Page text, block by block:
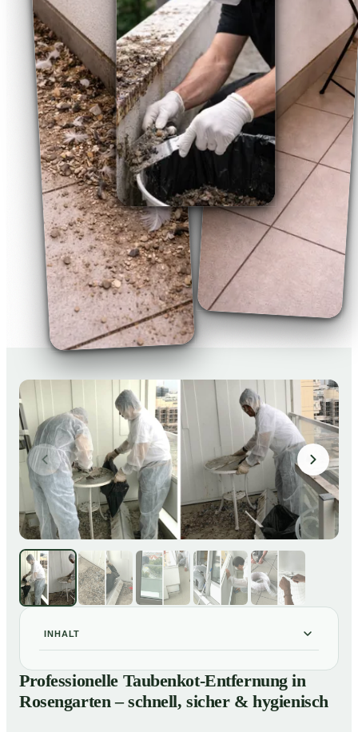
INHALT
01 Professionelle Taubenkot-Entfernung in Rosengarten –
schnell, sicher & hygienisch
Warum professionelle Taubenkot-Entfernung in
Professionelle Taubenkot-Entfernung in
Rosengarten – schnell, sicher & hygienisch